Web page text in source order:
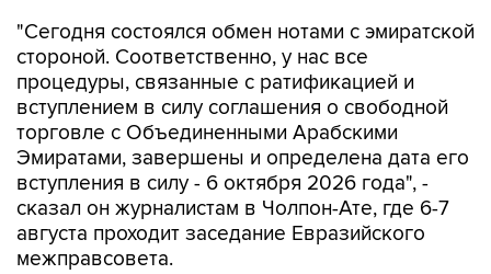
"Сегодня состоялся обмен нотами с эмиратской
стороной. Соответственно, у нас все
процедуры, связанные с ратификацией и
вступлением в силу соглашения о свободной
торговле с Объединенными Арабскими
Эмиратами, завершены и определена дата его
вступления в силу - 6 октября 2026 года", -
сказал он журналистам в Чолпон-Ате, где 6-7
августа проходит заседание Евразийского
межправсовета.